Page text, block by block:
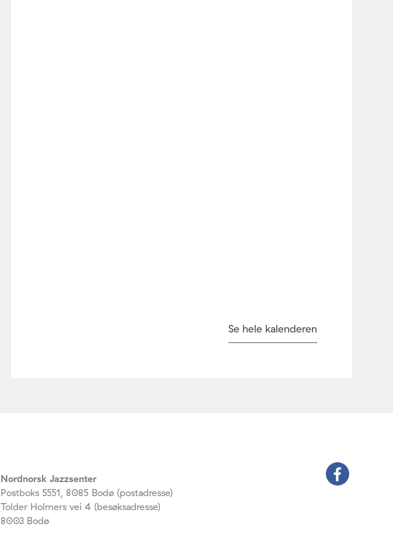
Se hele kalenderen
Nordnorsk Jazzsenter
Postboks 5551, 8085 Bodø (postadresse)
Tolder Holmers vei 4 (besøksadresse)
8003 Bodø